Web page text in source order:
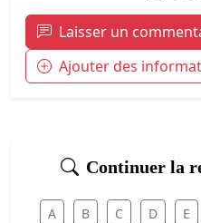
Laisser un
Ajouter des
Continuer la
A B C D E